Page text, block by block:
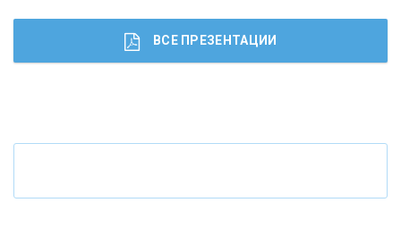
Что будет с наличными деньгами при цифровом
ВСЕ ПРЕЗЕНТАЦИИ